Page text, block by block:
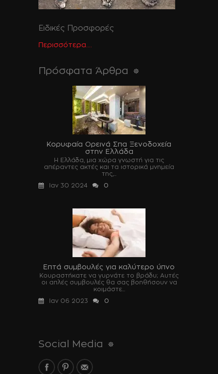
Ειδικές Προσφορές
Περισσότερα....
Πρόσφατα Άρθρα
Κορυφαία Ορεινά Σπα Ξενοδοχεία
στην Ελλάδα
Η Ελλάδα, μια χώρα γνωστή για τις
απέραντες ακτές και τα ιστορικά μνημεία
της,...
Ιαν 30 2024
0
Επτά συμβουλές για καλύτερο ύπνο
Κουραστήκατε να γυρνάτε το βράδυ; Αυτές
οι απλές συμβουλές θα σας βοηθήσουν να
κοιμάστε...
Ιαν 06 2023
0
Social Media